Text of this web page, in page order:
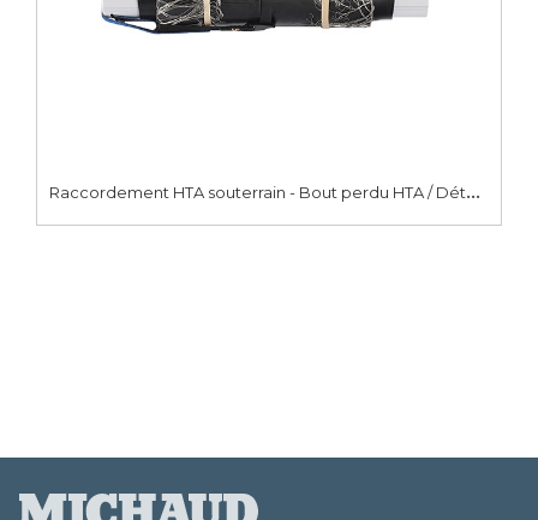
R
accordement HTA souterrain - Bout perdu HTA / Détecteur de défaut pour réseaux HTA souterrains